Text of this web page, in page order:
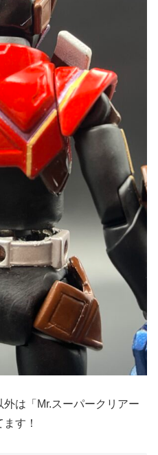
は「Mr.スーパークリアー
す！